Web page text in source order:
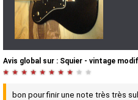
Avis global sur : Squier - vintage
★ ★ ★ ★ ★ ★ ★ ★ ★ ★
bon pour finir une note très très